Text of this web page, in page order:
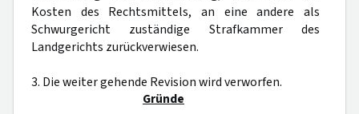
Kosten des Rechtsmittels, an eine andere als
Schwurgericht zuständige Strafkammer des
Landgerichts zurückverwiesen.
3. Die weiter gehende Revision wird verworfen.
Gründe